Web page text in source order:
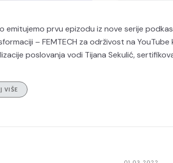
emitujemo prvu epizodu iz nove serije
– FEMTECH za održivost na
poslovanja vodi Tijana Sekulić,
VIŠE